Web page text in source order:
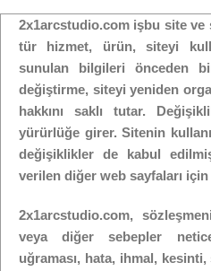
2x1arcstudio.com işbu site ve
tür hizmet, ürün, siteyi
sunulan bilgileri önceden
değiştirme, siteyi yeniden
hakkını saklı tutar.
yürürlüğe girer. Sitenin
değişiklikler de kabul
verilen diğer web sayfaları
2x1arcstudio.com,
veya diğer sebepler
uğraması, hata, ihmal,